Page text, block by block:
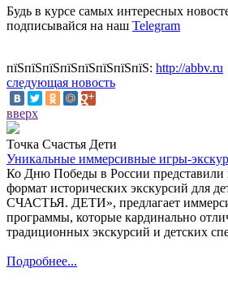
Будь в курсе самых интересных
подписывайся на наш Telegram
пїЅпїЅпїЅпїЅпїЅпїЅпїЅпїЅ: http://abbv.ru
следующая новость
вверх
Точка Счастья Дети
Уникальные иммерсивные игры-
Ко Дню Победы в России
формат исторических экскурсий для
СЧАСТЬЯ. ДЕТИ», предлагает
программы, которые кардинально
традиционных экскурсий и детских
Подробнее...